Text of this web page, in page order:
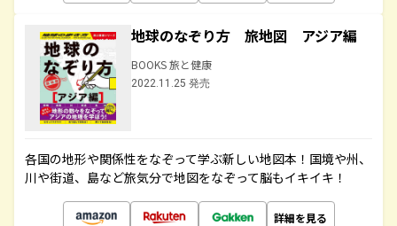
地球のなぞり方 旅地図 アジア編
BOOKS 旅と健康
2022.11.25 発売
各国の地形や関係性をなぞって学ぶ新しい地図本！国境や州、
川や街道、島など旅気分で地図をなぞって脳もイキイキ！
詳細を見る